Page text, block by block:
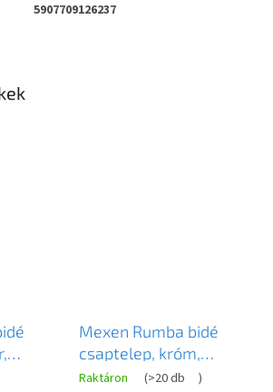
5907709126237
Mexen Rumba bidé
csaptelep, króm,
73520-00
Raktáron (>20 db )